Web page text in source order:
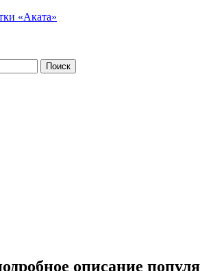
«Аката»
описание